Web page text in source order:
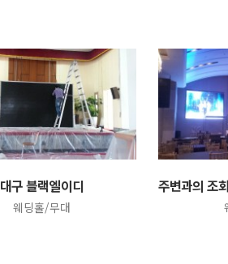
대구 블랙엘이디
웨딩홀/무대